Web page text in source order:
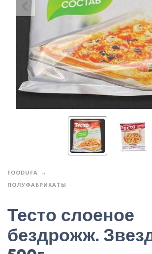
FOODUFA
ПОЛУФАБРИКАТЫ
Тесто слоеное
бездрожж.